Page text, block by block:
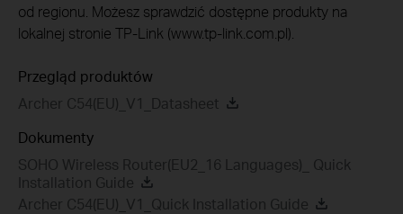
od regionu. Możesz sprawdzić dostępne produkty na
lokalnej stronie TP-Link (www.tp-link.com.pl).
Przegląd produktów
Archer C54(EU)_V1_Datasheet
Dokumenty
SOHO Wireless Router(EU2_16 Languages)_ Quick
Installation Guide
Archer C54(EU)_V1_Quick Installation Guide